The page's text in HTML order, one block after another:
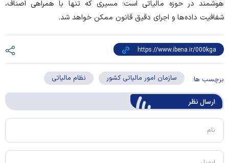
هوشمند در حوزه مالیاتی است؛ مسیری که تنها با همراهی اصناف،
شفافیت داده‌ها و اجرای دقیق قانون ممکن خواهد شد.
برچسب ها: سازمان امور مالیاتی کشور نظام مالیاتی
ارسال‌ نظر